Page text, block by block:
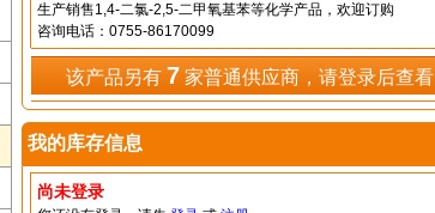
生产销售1,4-二氯-2,5-二甲氧基苯等化学产品，欢迎订购
咨询电话：0755-86170099
该产品另有 7家普通供应商，请登录后查看
我的库存信息
尚未登录